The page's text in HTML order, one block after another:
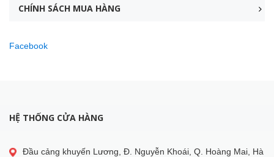
CHÍNH SÁCH MUA HÀNG
Facebook
HỆ THỐNG CỬA HÀNG
Đầu cảng khuyến Lương, Đ. Nguyễn Khoái, Q. Hoàng Mai, Hà